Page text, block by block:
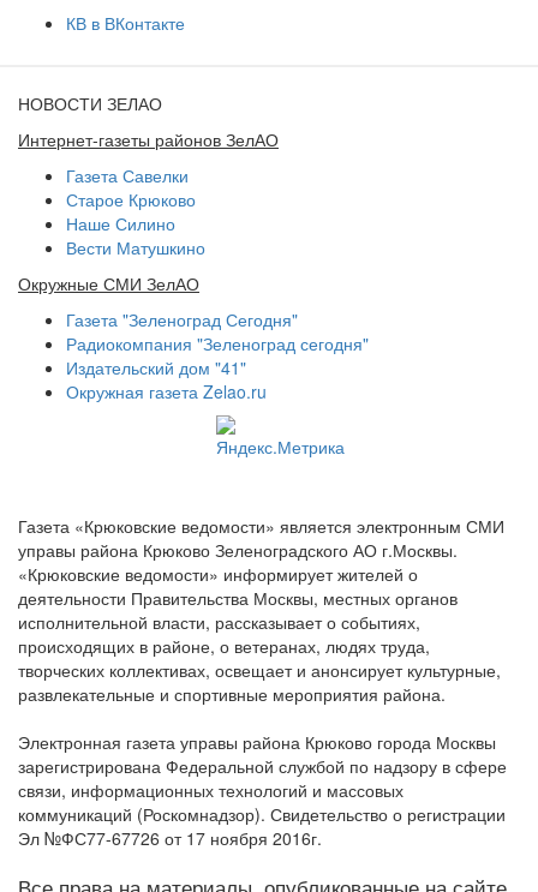
КВ в ВКонтакте
НОВОСТИ ЗЕЛАО
Интернет-газеты районов ЗелАО
Газета Савелки
Старое Крюково
Наше Силино
Вести Матушкино
Окружные СМИ ЗелАО
Газета "Зеленоград Сегодня"
Радиокомпания "Зеленоград сегодня"
Издательский дом "41"
Окружная газета Zelao.ru
Газета «Крюковские ведомости» является электронным СМИ
управы района Крюково Зеленоградского АО г.Москвы.
«Крюковские ведомости» информирует жителей о
деятельности Правительства Москвы, местных органов
исполнительной власти, рассказывает о событиях,
происходящих в районе, о ветеранах, людях труда,
творческих коллективах, освещает и анонсирует культурные,
развлекательные и спортивные мероприятия района.
Электронная газета управы района Крюково города Москвы
зарегистрирована Федеральной службой по надзору в сфере
связи, информационных технологий и массовых
коммуникаций (Роскомнадзор). Свидетельство о регистрации
Эл №ФС77-67726 от 17 ноября 2016г.